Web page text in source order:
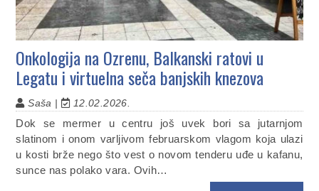
Onkologija na Ozrenu, Balkanski ratovi u
Legatu i virtuelna seča banjskih knezova
Saša | 12.02.2026.
Dok se mermer u centru još uvek bori sa jutarnjom
slatinom i onom varljivom februarskom vlagom koja ulazi
u kosti brže nego što vest o novom tenderu uđe u kafanu,
sunce nas polako vara. Ovih…